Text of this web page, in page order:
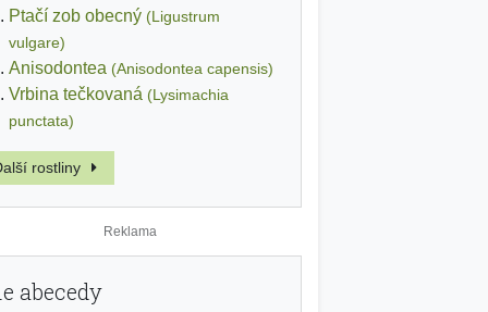
Ptačí zob obecný (Ligustrum
vulgare)
Anisodontea (Anisodontea capensis)
Vrbina tečkovaná (Lysimachia
punctata)
rostliny
abecedy